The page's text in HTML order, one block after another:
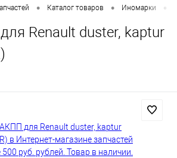
• Каталог товаров • Иномарки •
Renault duster, kaptur